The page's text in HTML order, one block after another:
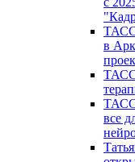
в
все